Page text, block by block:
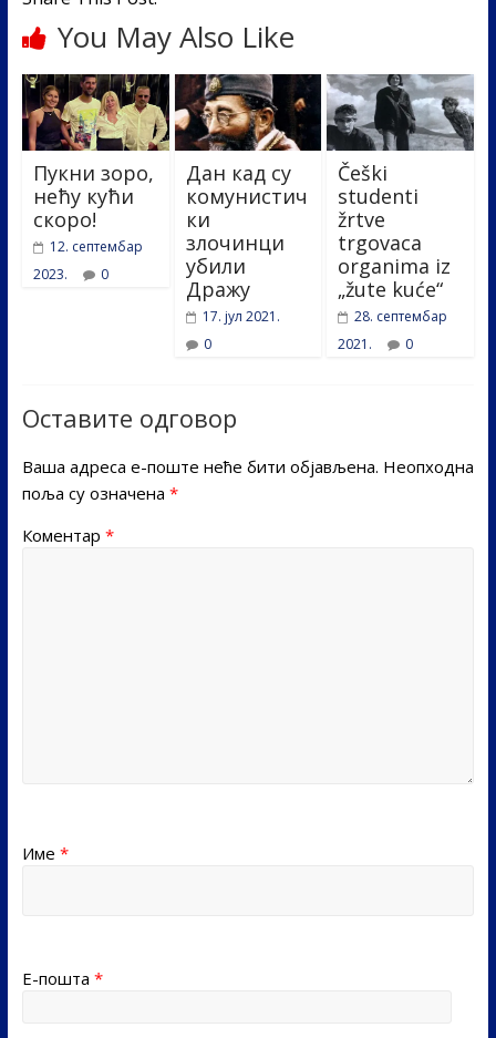
You May Also Like
Пукни зоро,
нећу кући
скоро!
12. септембар
2023.
0
Дан кад су
комунистич
ки
злочинци
убили
Дражу
17. јул 2021.
0
Češki
studenti
žrtve
trgovaca
organima iz
„žute kuće“
28. септембар
2021.
0
Оставите одговор
Ваша адреса е-поште неће бити објављена. Неопходна
поља су означена *
Коментар *
Име *
Е-пошта *